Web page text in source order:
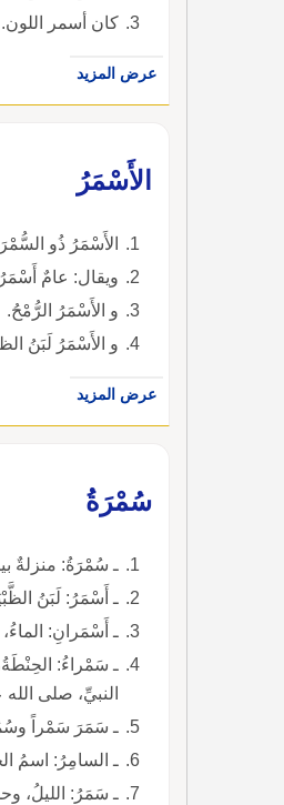
كان أسمر اللون.
عرض المزيد
الأَسْمَرُ
الأَسْمَرُ ذُو
ويقال: عامٌ
و الأَسْمَرُ الرُّمْحُ.
و الأَسْمَرُ لَبَنُ
عرض المزيد
سُمْرَةُ
ـ سُمْرَةُ: منزلةٌ
ـ أَسْمَرُ: لَبَنُ
ـ أَسْمَرانِ: الماءُ،
ـ سَمْراءُ:
النبيِّ، صلى
ـ سَمَرَ سَمْراً
ـ السامِرُ: اسمُ
ـ سَمَرُ: الليلُ،